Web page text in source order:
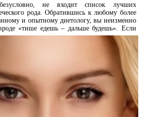
не входит список лучших
рода. Обратившись к любому более
и опытному диетологу, вы неизменно
«тише едешь – дальше будешь».
Если